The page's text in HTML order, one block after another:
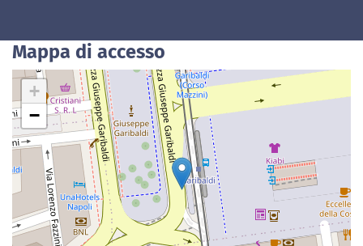
Mappa di accesso
+
−